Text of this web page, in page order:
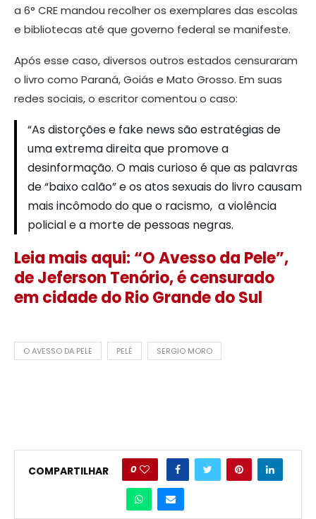
a 6° CRE mandou recolher os exemplares das escolas
e bibliotecas até que governo federal se manifeste.
Após esse caso, diversos outros estados censuraram
o livro como Paraná, Goiás e Mato Grosso. Em suas
redes sociais, o escritor comentou o caso:
“As distorções e fake news são estratégias de
uma extrema direita que promove a
desinformação. O mais curioso é que as palavras
de “baixo calão” e os atos sexuais do livro causam
mais incômodo do que o racismo, a violência
policial e a morte de pessoas negras.
Leia mais aqui: “O Avesso da Pele”,
de Jeferson Tenório, é censurado
em cidade do Rio Grande do Sul
O AVESSO DA PELE PELÉ SERGIO MORO
COMPARTILHAR 0